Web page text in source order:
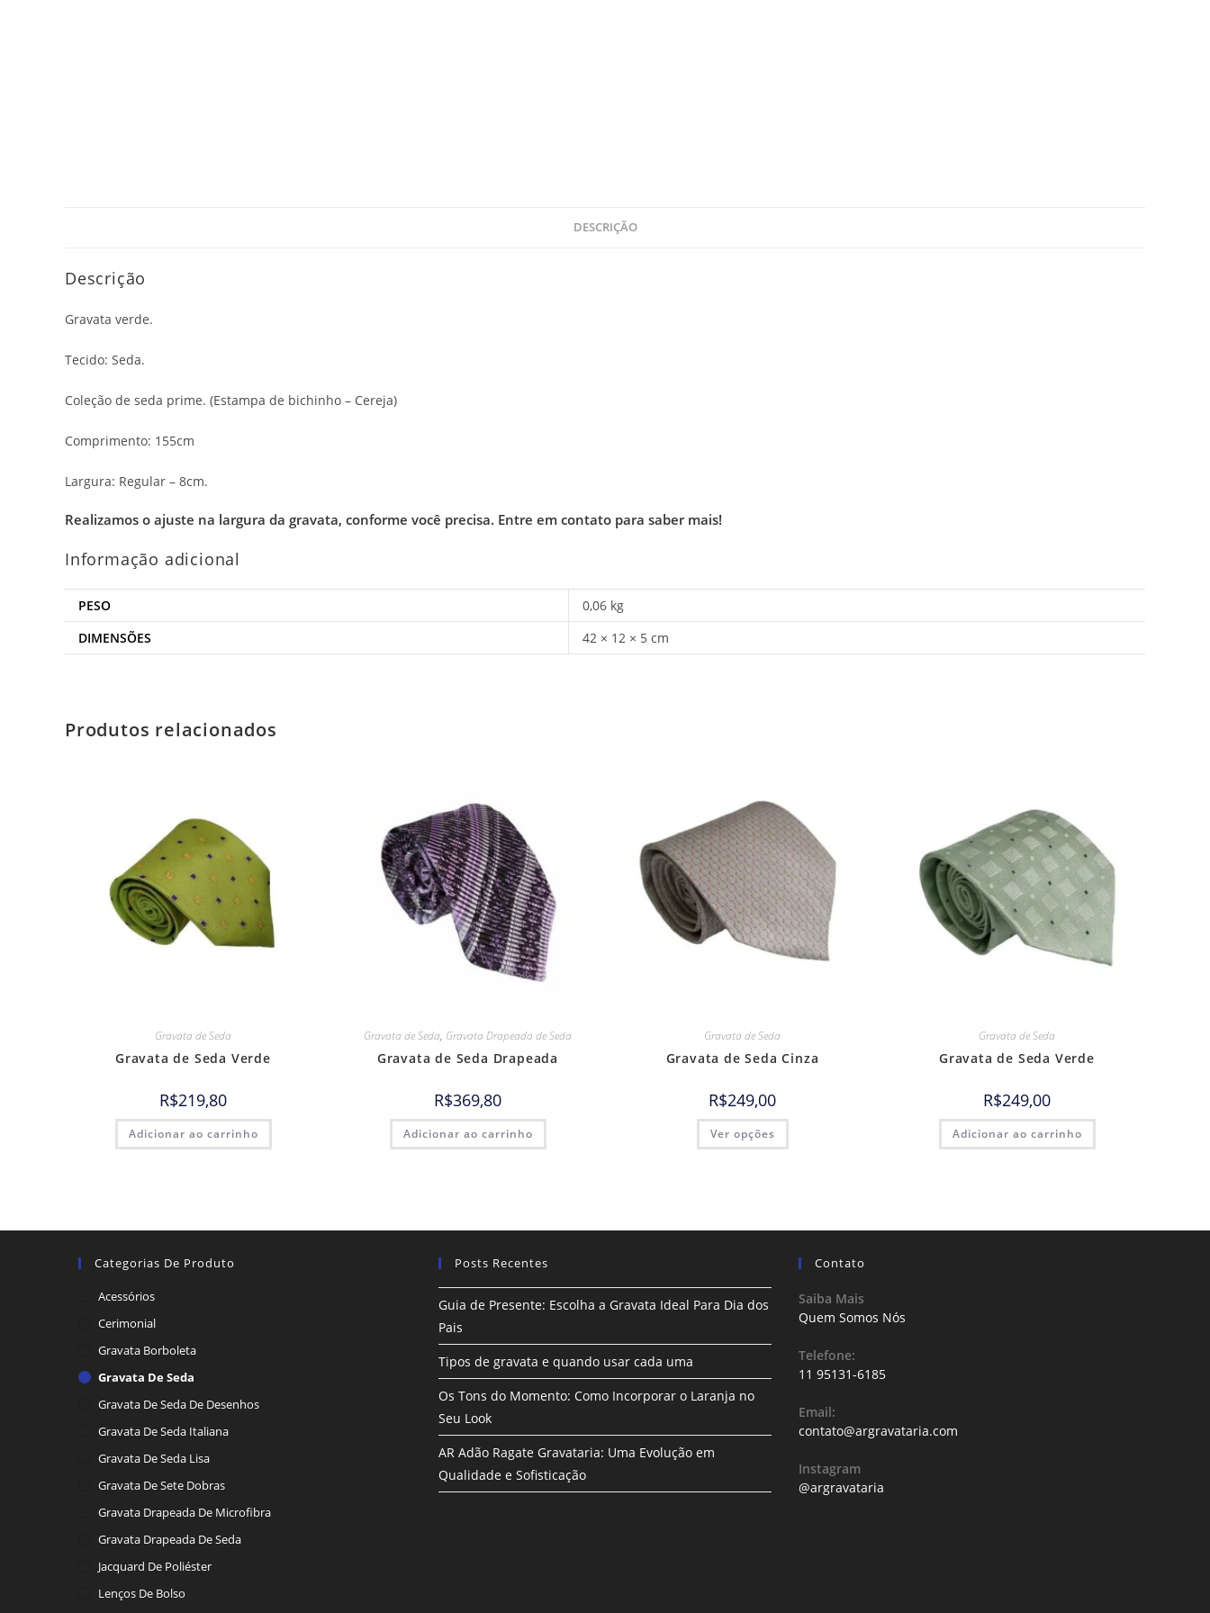
DESCRIÇÃO
Descrição
Gravata verde.
Tecido: Seda.
Coleção de seda prime. (Estampa de bichinho – Cereja)
Comprimento: 155cm
Largura: Regular – 8cm.
Realizamos o ajuste na largura da gravata, conforme você precisa. Entre em contato para saber mais!
Informação adicional
PESO
0,06 kg
DIMENSÕES
42 × 12 × 5 cm
Produtos relacionados
Gravata de Seda
Gravata de Seda Verde
R$219,80
Adicionar ao carrinho
Gravata de Seda, Gravata Drapeada de Seda
Gravata de Seda Drapeada
R$369,80
Adicionar ao carrinho
Gravata de Seda
Gravata de Seda Cinza
R$249,00
Ver opções
Gravata de Seda
Gravata de Seda Verde
R$249,00
Adicionar ao carrinho
Categorias De Produto
Acessórios
Cerimonial
Gravata Borboleta
Gravata De Seda
Gravata De Seda De Desenhos
Gravata De Seda Italiana
Gravata De Seda Lisa
Gravata De Sete Dobras
Gravata Drapeada De Microfibra
Gravata Drapeada De Seda
Jacquard De Poliéster
Lenços De Bolso
Posts Recentes
Guia de Presente: Escolha a Gravata Ideal Para Dia dos
Pais
Tipos de gravata e quando usar cada uma
Os Tons do Momento: Como Incorporar o Laranja no
Seu Look
AR Adão Ragate Gravataria: Uma Evolução em
Qualidade e Sofisticação
Contato
Saiba Mais
Quem Somos Nós
Telefone:
11 95131-6185
Email:
contato@argravataria.com
Instagram
@argravataria